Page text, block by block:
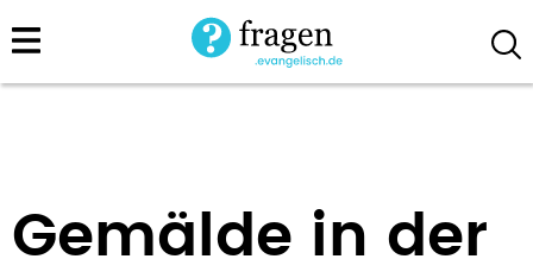
Direkt
zum
Gemälde in der